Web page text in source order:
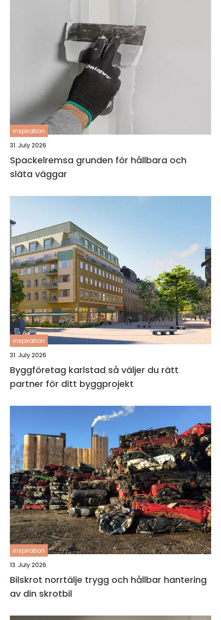
inspiration
31. July 2026
Spackelremsa grunden för hållbara och
släta väggar
inspiration
31. July 2026
Byggföretag karlstad så väljer du rätt
partner för ditt byggprojekt
inspiration
13. July 2026
Bilskrot norrtälje trygg och hållbar hantering
av din skrotbil